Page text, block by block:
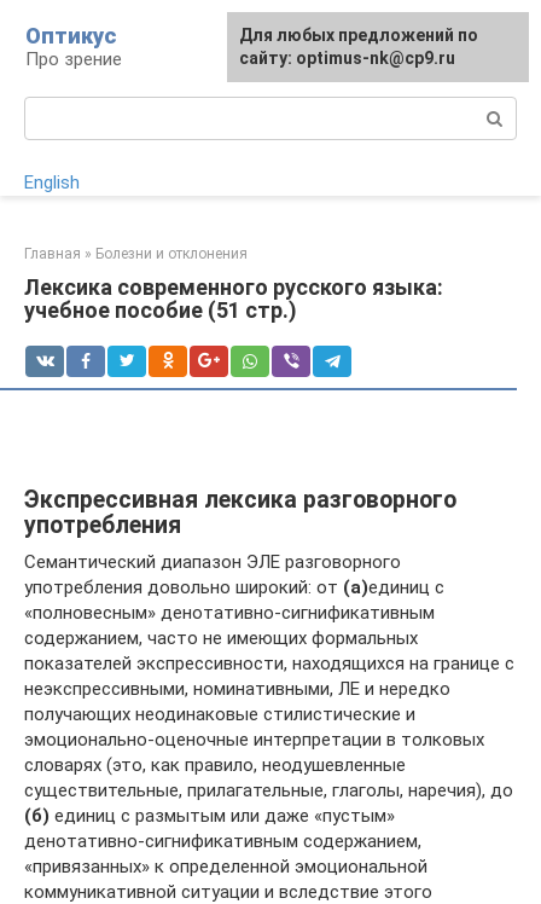
контенту
Оптикус
Про зрение
English
Главная » Болезни и отклонения
Лексика современного русского языка:
учебное пособие (51 стр.)
Экспрессивная лексика разговорного
употребления
Семантический диапазон ЭЛЕ разговорного
употребления довольно широкий: от (а)единиц с
«полновесным» денотативно-сигнификативным
содержанием, часто не имеющих формальных
показателей экспрессивности, находящихся на границе с
неэкспрессивными, номинативными, ЛЕ и нередко
получающих неодинаковые стилистические и
эмоционально-оценочные интерпретации в толковых
словарях (это, как правило, неодушевленные
существительные, прилагательные, глаголы, наречия), до
(б) единиц с размытым или даже «пустым»
денотативно-сигнификативным содержанием,
«привязанных» к определенной эмоциональной
коммуникативной ситуации и вследствие этого
Для любых предложений по
сайту: optimus-nk@cp9.ru